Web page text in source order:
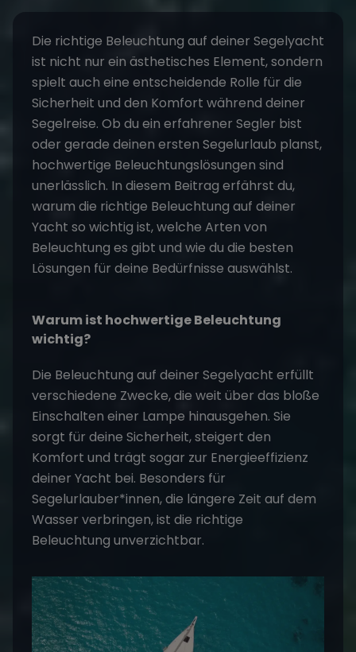
Die richtige Beleuchtung auf deiner Segelyacht
ist nicht nur ein ästhetisches Element, sondern
spielt auch eine entscheidende Rolle für die
Sicherheit und den Komfort während deiner
Segelreise. Ob du ein erfahrener Segler bist
oder gerade deinen ersten Segelurlaub planst,
hochwertige Beleuchtungslösungen sind
unerlässlich. In diesem Beitrag erfährst du,
warum die richtige Beleuchtung auf deiner
Yacht so wichtig ist, welche Arten von
Beleuchtung es gibt und wie du die besten
Lösungen für deine Bedürfnisse auswählst.
Warum ist hochwertige Beleuchtung
wichtig?
Die Beleuchtung auf deiner Segelyacht erfüllt
verschiedene Zwecke, die weit über das bloße
Einschalten einer Lampe hinausgehen. Sie
sorgt für deine Sicherheit, steigert den
Komfort und trägt sogar zur Energieeffizienz
deiner Yacht bei. Besonders für
Segelurlauber*innen, die längere Zeit auf dem
Wasser verbringen, ist die richtige
Beleuchtung unverzichtbar.